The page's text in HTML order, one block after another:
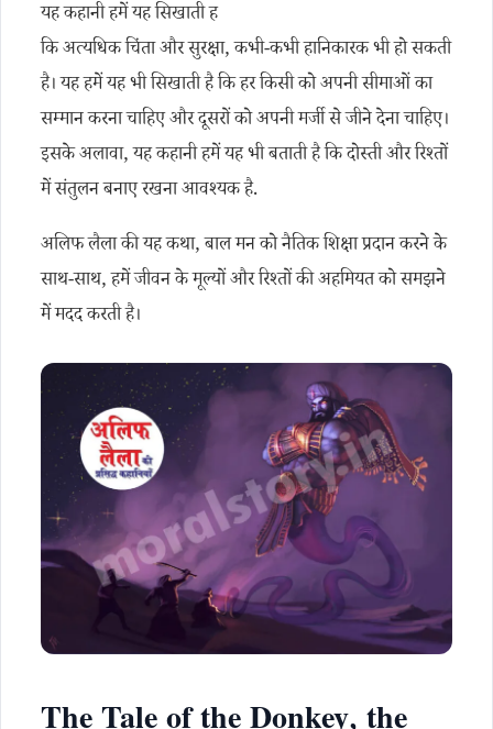
यह कहानी हमें यह सिखाती ह
कि अत्यधिक चिंता और सुरक्षा, कभी-कभी हानिकारक भी हो सकती
है। यह हमें यह भी सिखाती है कि हर किसी को अपनी सीमाओं का
सम्मान करना चाहिए और दूसरों को अपनी मर्जी से जीने देना चाहिए।
इसके अलावा, यह कहानी हमें यह भी बताती है कि दोस्ती और रिश्तों
में संतुलन बनाए रखना आवश्यक है.
अलिफ लैला की यह कथा, बाल मन को नैतिक शिक्षा प्रदान करने के
साथ-साथ, हमें जीवन के मूल्यों और रिश्तों की अहमियत को समझने
में मदद करती है।